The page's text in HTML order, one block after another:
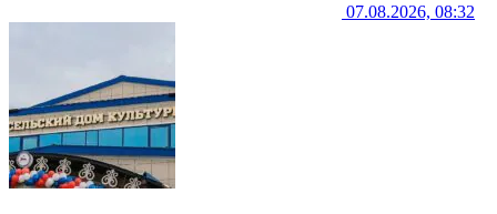
07.08.2026, 08:32